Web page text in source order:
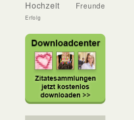
Hochzeit Freunde
Erfolg